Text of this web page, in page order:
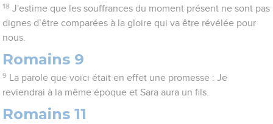
18 J'estime que les souffrances du moment présent ne sont pas
dignes d’être comparées à la gloire qui va être révélée pour
nous.
Romains 9
9
La parole que voici était en effet une promesse : Je
reviendrai à la même époque et Sara aura un fils.
Romains 11